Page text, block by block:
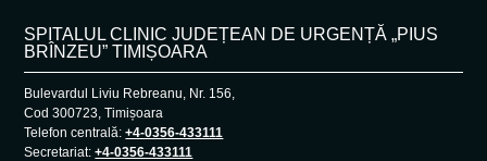
SPITALUL CLINIC JUDEȚEAN DE URGENȚĂ „PIUS
BRÎNZEU” TIMIȘOARA
Bulevardul Liviu Rebreanu, Nr. 156,
Cod 300723, Timișoara
Telefon centrală:+4-0356-433111
Secretariat:+4-0356-433111